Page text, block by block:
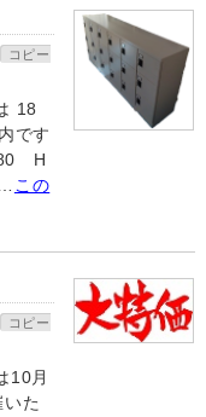
コピー
18
です
H
この
コピー
10月
た